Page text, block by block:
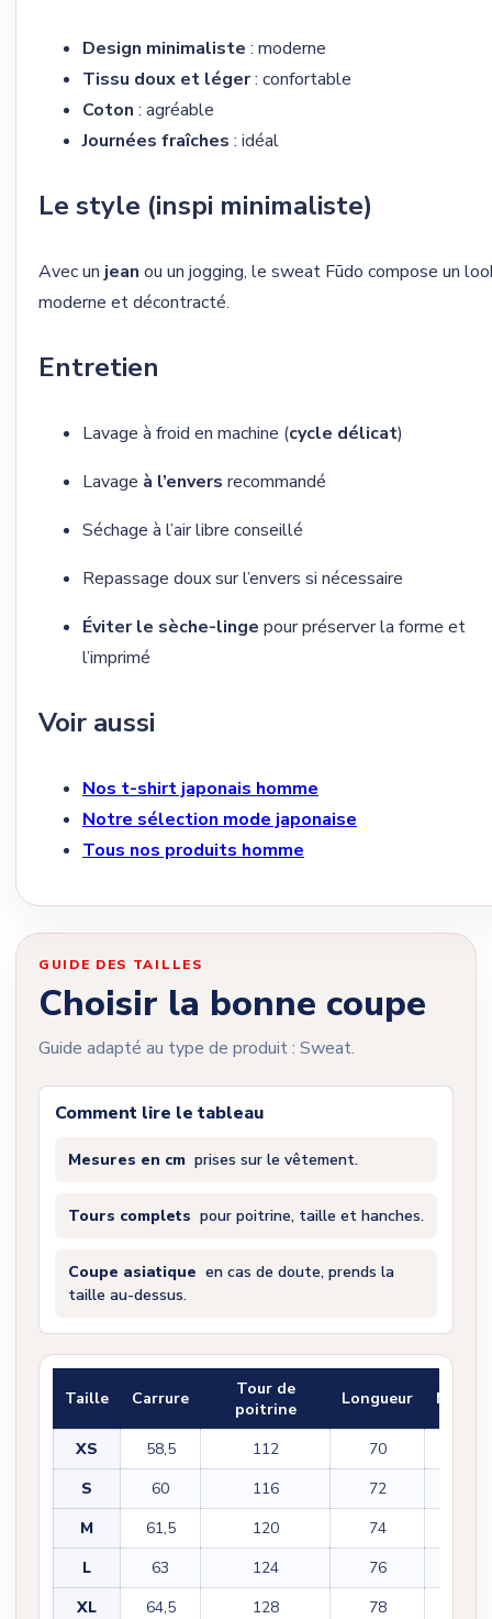
Design minimaliste : moderne
Tissu doux et léger: confortable
Coton : agréable
Journées fraîches : idéal
Le style (inspi minimaliste)
Avec un jean ou un jogging, le sweat Fūdo compose un
moderne et décontracté.
Entretien
Lavage à froid en machine (cycle délicat)
Lavage à l’envers recommandé
Séchage à l’air libre conseillé
Repassage doux sur l’envers si nécessaire
Éviter le sèche-linge pour préserver la forme et
l’imprimé
Voir aussi
Nos t-shirt japonais homme
Notre sélection mode japonaise
Tous nos produits homme
GUIDE DES TAILLES
Choisir la bonne coupe
Guide adapté au type de produit : Sweat.
Comment lire le tableau
Mesures en cm prises sur le vêtement.
Tours complets pour poitrine, taille et hanches.
Coupe asiatique en cas de doute, prends la
taille au-dessus.
Taille Carrure
Tour de
poitrine
Longueur
XS 58,5 112 70
S
60 116 72
M
61,5 120 74
L
63 124 76
XL
64,5 128 78